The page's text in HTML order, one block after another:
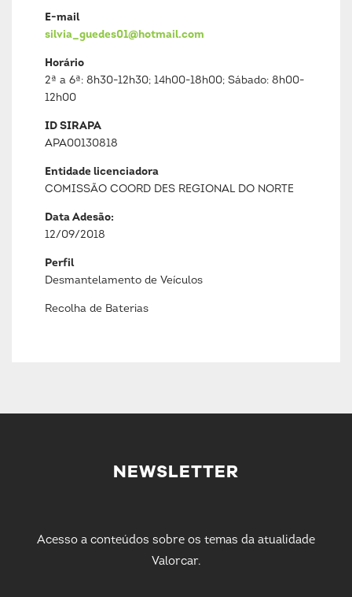
E-mail
silvia_guedes01@hotmail.com
Horário
2ª a 6ª: 8h30-12h30; 14h00-18h00; Sábado: 8h00-
12h00
ID SIRAPA
APA00130818
Entidade licenciadora
COMISSÃO COORD DES REGIONAL DO NORTE
Data Adesão:
12/09/2018
Perfil
Desmantelamento de Veículos
Recolha de Baterias
NEWSLETTER
Acesso a conteúdos sobre os temas da atualidade
Valorcar.